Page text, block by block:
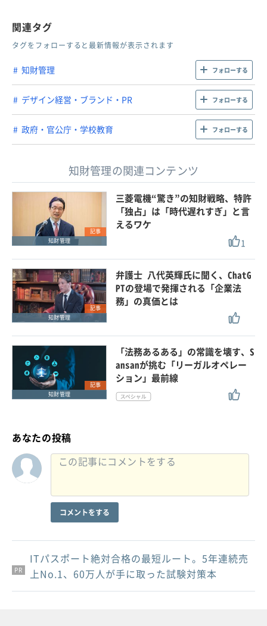
関連タグ
タグをフォローすると最新情報が表示されます
知財管理 フォローする
デザイン経営・ブランド・PR フォローする
政府・官公庁・学校教育 フォローする
知財管理の関連コンテンツ
記事
知財管理
三菱電機“驚き”の知財戦略、特許
「独占」は「時代遅れすぎ」と言
えるワケ
1
記事
知財管理
弁護士 八代英輝氏に聞く、ChatG
PTの登場で発揮される「企業法
務」の真価とは
記事
知財管理
「法務あるある」の常識を壊す、S
ansanが挑む「リーガルオペレー
ション」最前線
あなたの投稿
コメントをする
PR
PR
PR
ITパスポート絶対合格の最短ルート。5年連続売
上No.1、60万人が手に取った試験対策本